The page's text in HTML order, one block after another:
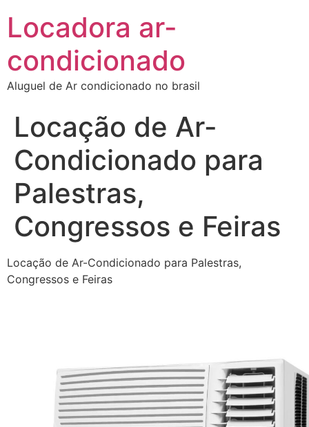
Locadora ar-
condicionado
Aluguel de Ar condicionado no brasil
Locação de Ar-
Condicionado para
Palestras,
Congressos e Feiras
Locação de Ar-Condicionado para Palestras,
Congressos e Feiras